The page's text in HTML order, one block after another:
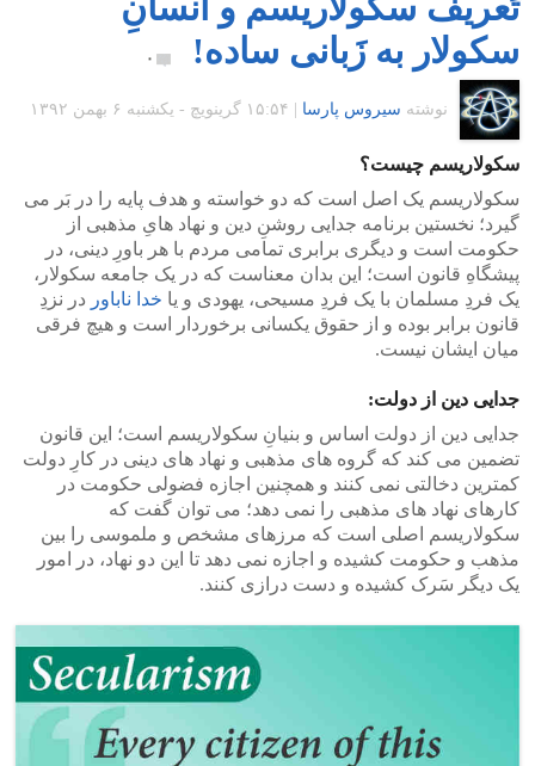
سکولار به زَبانی ساده!
۰
نوشته سیروس پارسا ۱۵:۵۴ گرينويچ - یکشنبه ۶ بهمن ۱۳۹۲
سکولاریسم چیست؟
سکولاریسم یک اصل است که دو خواسته و هدف پایه را در بَر می
گیرد؛ نخستین برنامه جدایی روشنِ دین و نهاد هایِ مذهبی از
حکومت است و دیگری برابری تمامی مردم با هر باورِ دینی، در
پیشگاهِ قانون است؛ این بدان معناست که در یک جامعه سکولار،
یک فردِ مسلمان با یک فردِ مسیحی، یهودی و یا خدا ناباور در نزدِ
قانون برابر بوده و از حقوق یکسانی برخوردار است و هیچ فرقی
میان ایشان نیست.
جدایی دین از دولت:
جدایی دین از دولت اساس و بنیانِ سکولاریسم است؛ این قانون
تضمین می کند که گروه های مذهبی و نهاد های دینی در کارِ دولت
کمترین دخالتی نمی کنند و همچنین اجازه فضولی حکومت در
کارهای نهاد های مذهبی را نمی دهد؛ می توان گفت که
سکولاریسم اصلی است که مرزهای مشخص و ملموسی را بین
مذهب و حکومت کشیده و اجازه نمی دهد تا این دو نهاد، در امور
یک دیگر سَرک کشیده و دست درازی کنند.